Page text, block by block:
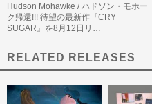
Hudson Mohawke / ハドソン・モホー
ク帰還!!! 待望の最新作『CRY
SUGAR』を8月12日リ…
RELATED RELEASES